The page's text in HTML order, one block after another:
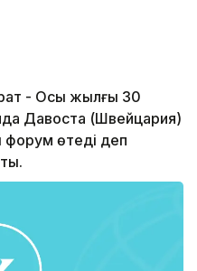
- Осы жылғы 30
Давоста (Швейцария)
форум өтеді деп